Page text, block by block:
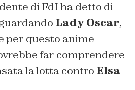
di FdI ha detto di
Lady Oscar,
per questo anime
far comprendere
la lotta contro Elsa